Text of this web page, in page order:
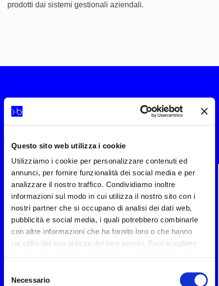
Questo sito web utilizza i cookie
Utilizziamo i cookie per personalizzare contenuti ed
annunci, per fornire funzionalità dei social media e per
analizzare il nostro traffico. Condividiamo inoltre
informazioni sul modo in cui utilizza il nostro sito con i
nostri partner che si occupano di analisi dei dati web,
pubblicità e social media, i quali potrebbero combinarle
con altre informazioni che ha fornito loro o che hanno
raccolto dal suo utilizzo dei loro servizi. Puoi scegliere
i cookie; Clicca su “accetta selezionati” per accettare
delNecessario
prodotti dai sistemi gestionali aziendali.
Principali vantaggi del Modulo
Base
Trasparenza : Mantenimento dei documenti nel loro
formato originale, Adiuto non modifica il formato dei file e
non introduce né per i documenti né per il database
formati proprietari.
Utenti
: Gestione dinamica degli utenti, garantisce la
completa integrazione con i sistemi di Ldap di diverse
tipologie.